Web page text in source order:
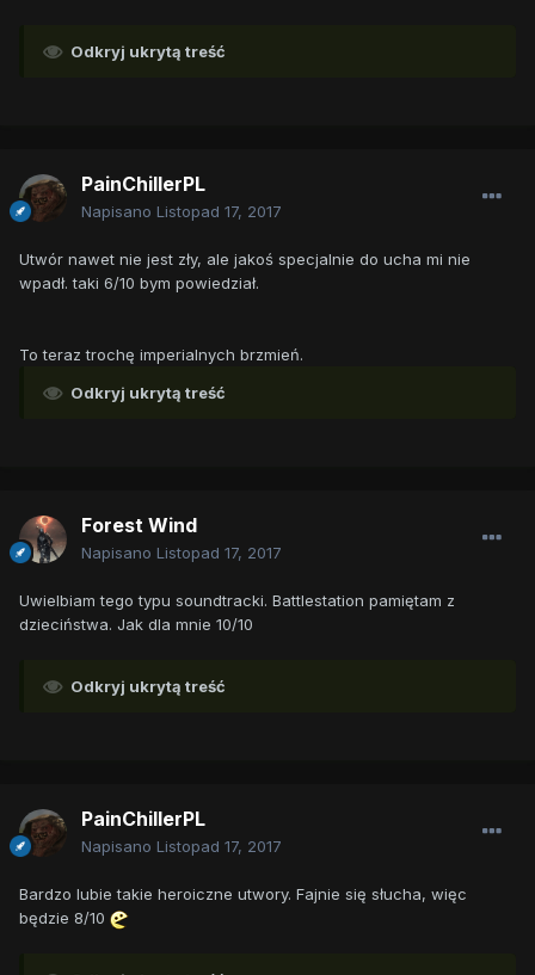
Odkryj ukrytą treść
PainChillerPL
Napisano Listopad 17, 2017
Utwór nawet nie jest zły, ale jakoś specjalnie do ucha mi nie
wpadł. taki 6/10 bym powiedział.
To teraz trochę imperialnych brzmień.
Odkryj ukrytą treść
Forest Wind
Napisano Listopad 17, 2017
Uwielbiam tego typu soundtracki. Battlestation pamiętam z
dzieciństwa. Jak dla mnie 10/10
Odkryj ukrytą treść
PainChillerPL
Napisano Listopad 17, 2017
Bardzo lubie takie heroiczne utwory. Fajnie się słucha, więc
będzie 8/10